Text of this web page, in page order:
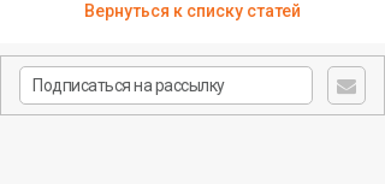
Вернуться к списку статей